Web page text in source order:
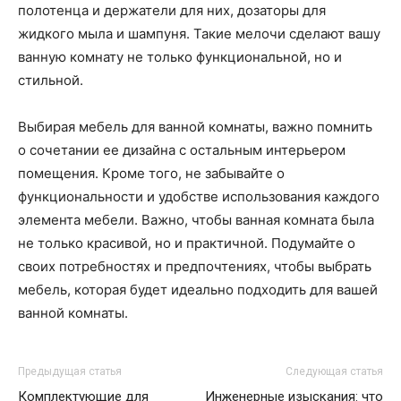
полотенца и держатели для них, дозаторы для
жидкого мыла и шампуня. Такие мелочи сделают вашу
ванную комнату не только функциональной, но и
стильной.
Выбирая мебель для ванной комнаты, важно помнить
о сочетании ее дизайна с остальным интерьером
помещения. Кроме того, не забывайте о
функциональности и удобстве использования каждого
элемента мебели. Важно, чтобы ванная комната была
не только красивой, но и практичной. Подумайте о
своих потребностях и предпочтениях, чтобы выбрать
мебель, которая будет идеально подходить для вашей
ванной комнаты.
Предыдущая статья
Комплектующие для
Следующая статья
Инженерные изыскания: что